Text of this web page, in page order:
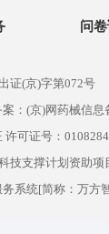
问
证(京)字第072号
：(京)网药械信息
许可证号：0108284
技支撑计划资助项
系统[简称：万方